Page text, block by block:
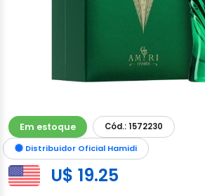
Em estoque
Cód.: 1572230
Distribuidor Oficial Hamidi
U$ 19.25